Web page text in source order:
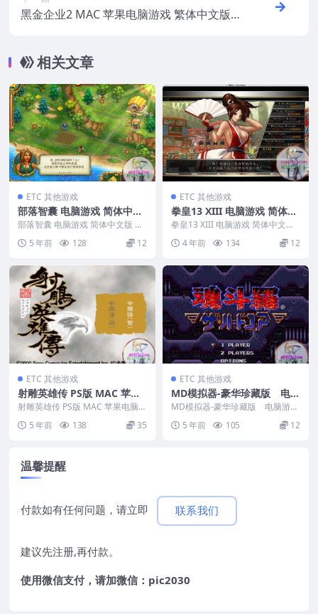
黑金企业2 MAC 苹果电脑游戏 繁体中文版
相关文章
ETC 其他游戏
部落智囊 电脑游戏 简体中文
版 支援win11 win10 win7
部落智囊 电脑游戏 简体中文版 支
5 年前 128 12
ETC 其他游戏
拳皇13 XIII 电脑游戏 简体中
文版 支援win11 win10 win
7
拳皇13 XIII 电脑游戏 简体中文版
4 年前 134 12
ETC 其他游戏
射雕英雄传 PS版 MAC 苹果
电脑游戏 简体中文版 支援10.
13 10.14 10.15 11 12 适用于
APPLE CPU
射雕英雄传 PS版 MAC 苹果电脑游
戏 简体中文版 支援10.13 10.14...
5 年前 138 35
ETC 其他游戏
MD模拟器-豪华珍藏版 电脑
游戏 简体中文版 支援win11
win10 win7
MD模拟器-豪华珍藏版 电脑游戏
简体中文版 支援win11 win10 wi
n... 5 年前 105 12
温馨提醒
付款如有任何问题，请立即 联系我们
建议先注册,再付款。
使用微信支付，请加微信：pic2030